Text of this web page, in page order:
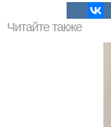
Читайте также